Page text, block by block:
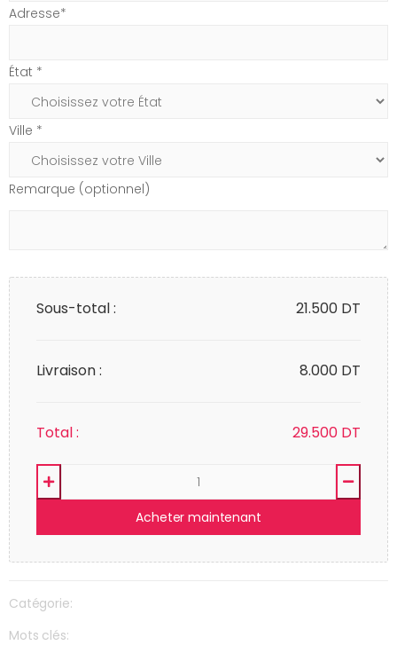
Adresse*
État *
Ville *
Remarque (optionnel)
Sous-total : 21.500 DT
Livraison : 8.000 DT
Total : 29.500 DT
Acheter maintenant
Catégorie:
Mots clés: